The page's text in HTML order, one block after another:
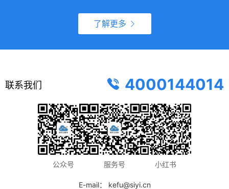
了解更多
联系我们 4000144014
公众号 服务号 小红书
E-mail： kefu@siyi.cn